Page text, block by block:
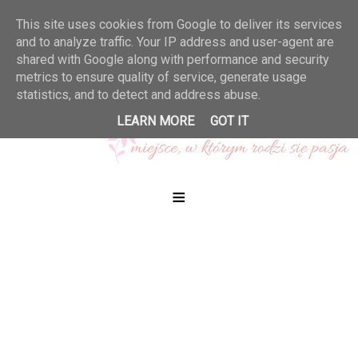
≡
This site uses cookies from Google to deliver its services
and to analyze traffic. Your IP address and user-agent are
shared with Google along with performance and security
metrics to ensure quality of service, generate usage
statistics, and to detect and address abuse.
LEARN MORE
GOT IT